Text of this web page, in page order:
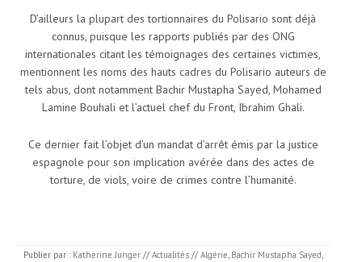
D’ailleurs la plupart des tortionnaires du Polisario sont déjà
connus, puisque les rapports publiés par des ONG
internationales citant les témoignages des certaines victimes,
mentionnent les noms des hauts cadres du Polisario auteurs de
tels abus, dont notamment Bachir Mustapha Sayed, Mohamed
Lamine Bouhali et l’actuel chef du Front, Ibrahim Ghali.
Ce dernier fait l’objet d’un mandat d’arrêt émis par la justice
espagnole pour son implication avérée dans des actes de
torture, de viols, voire de crimes contre l’humanité.
Publier par : Katherine Junger // Actualités // Algérie, Bachir Mustapha Sayed,